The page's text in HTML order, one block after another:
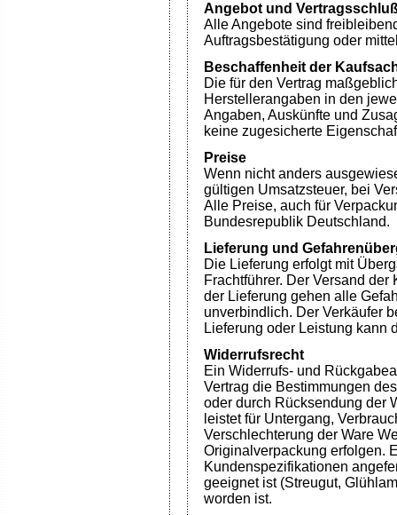
Angebot und
Alle Angebote sind
Auftragsbestätigung oder
Beschaffenheit der
Die für den Vertrag
Herstellerangaben in den
Angaben, Auskünfte und
keine zugesicherte
Preise
Wenn nicht anders
gültigen Umsatzsteuer, bei
Alle Preise, auch für
Bundesrepublik Deutschland.
Lieferung und
Die Lieferung erfolgt mit
Frachtführer. Der Versand
der Lieferung gehen alle
unverbindlich. Der Verkäufer
Lieferung oder Leistung kann
Widerrufsrecht
Ein Widerrufs- und
Vertrag die Bestimmungen
oder durch Rücksendung der
leistet für Untergang,
Verschlechterung der Ware
Originalverpackung erfolgen.
Kundenspezifikationen
geeignet ist (Streugut,
worden ist.